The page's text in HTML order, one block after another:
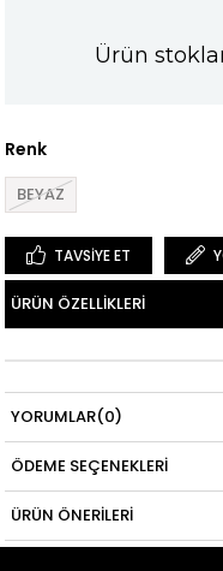
Ürün
Renk
BEYAZ
TAVSIYE ET
ÜRÜN ÖZELLIKLERI
YORUMLAR(0)
ÖDEME SEÇENEKLERI
ÜRÜN ÖNERILERI